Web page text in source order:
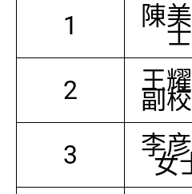
1
陳
士
2 王
副
3 李
女